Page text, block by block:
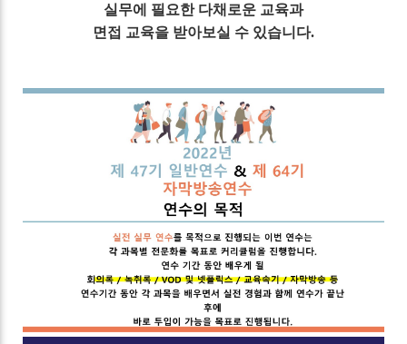
실무에 필요한 다채로운 교육과
면접 교육을 받아보실 수 있습니다.